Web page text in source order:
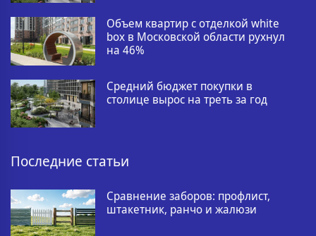
Объем квартир с отделкой white
box в Московской области рухнул
на 46%
Средний бюджет покупки в
столице вырос на треть за год
Последние статьи
Сравнение заборов: профлист,
штакетник, ранчо и жалюзи